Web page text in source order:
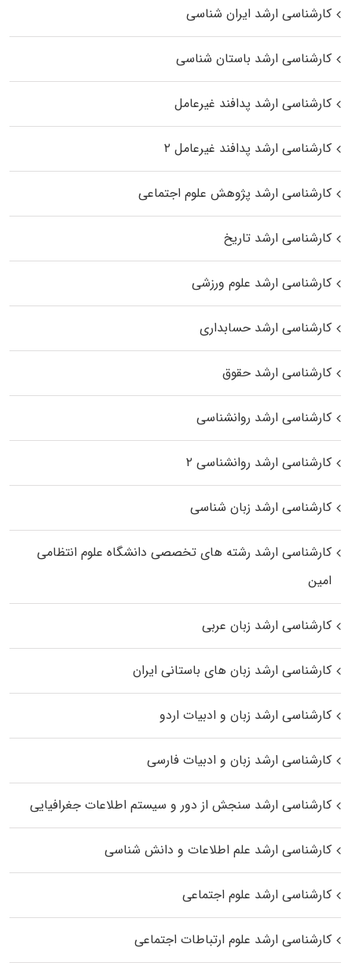
کارشناسی ارشد ایران شناسی
کارشناسی ارشد باستان شناسی
کارشناسی ارشد پدافند غیرعامل
کارشناسی ارشد پدافند غیرعامل ۲
کارشناسی ارشد پژوهش علوم اجتماعی
کارشناسی ارشد تاریخ
کارشناسی ارشد علوم ورزشی
کارشناسی ارشد حسابداری
کارشناسی ارشد حقوق
کارشناسی ارشد روانشناسی
کارشناسی ارشد روانشناسی ۲
کارشناسی ارشد زبان شناسی
کارشناسی ارشد رﺷﺘﻪ ﻫﺎی تخصصی داﻧﺸﮕﺎه ﻋﻠﻮم انتظامی
اﻣﻴﻦ
کارشناسی ارشد زبان عربی
کارشناسی ارشد زبان‌ های باستانی ایران
کارشناسی ارشد زبان و ادبیات اردو
کارشناسی ارشد زبان و ادبیات فارسی
کارشناسی ارشد سنجش از دور و سیستم اطلاعات جغرافیایی
کارشناسی ارشد علم اطلاعات و دانش شناسی
کارشناسی ارشد علوم اجتماعی
کارشناسی ارشد علوم ارتباطات اجتماعی